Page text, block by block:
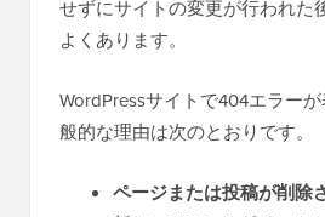
せずにサイトの変更が行われた
よくあります。
WordPressサイトで404エラー
般的な理由は次のとおりです。
ページまたは投稿が削除